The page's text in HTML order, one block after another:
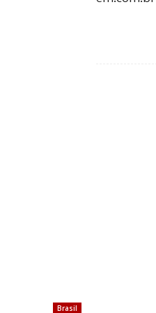
Brasil